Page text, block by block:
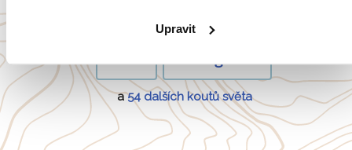
Upravit
Itálie Portugalsko
a54 dalších koutů světa